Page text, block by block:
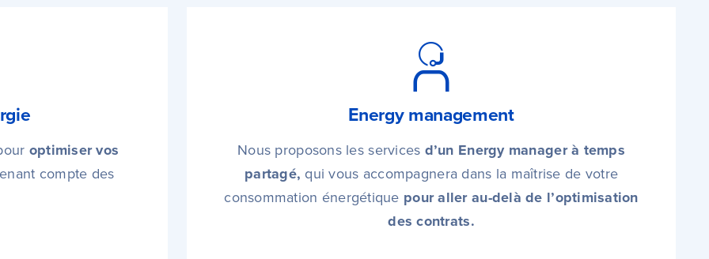
optimiser vos
compte des
Energy management
Nous proposons les services d’un Energy manager à temps
partagé, qui vous accompagnera dans la maîtrise de votre
consommation énergétique pour aller au-delà de l’optimisation
des contrats.